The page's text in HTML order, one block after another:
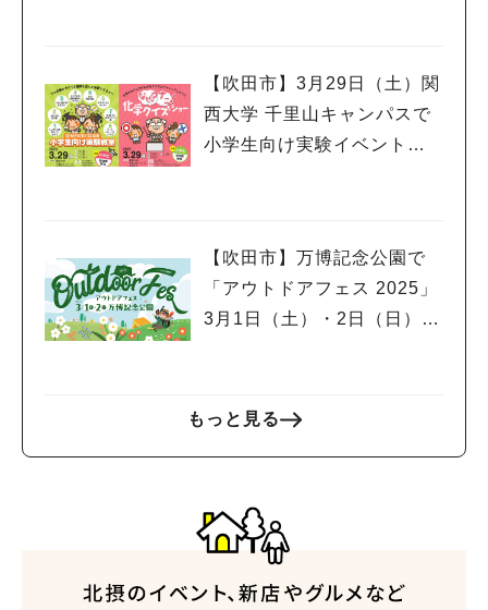
【吹田市】3月29日（土）関
西大学 千里山キャンパスで
小学生向け実験イベント、
【吹田市】万博記念公園で
「アウトドアフェス 2025」
3月1日（土）・2日（日）開
も同時開催
もっと見る